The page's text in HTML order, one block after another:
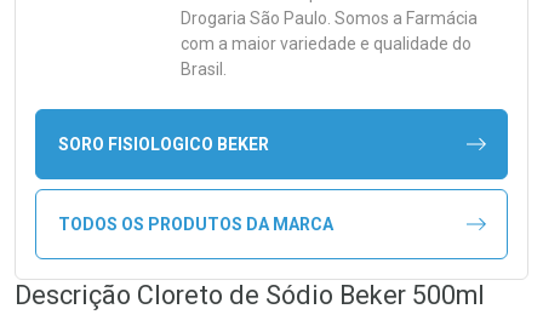
Drogaria São Paulo. Somos a Farmácia
com a maior variedade e qualidade do
Brasil.
SORO FISIOLOGICO BEKER
TODOS OS PRODUTOS DA MARCA
Descrição Cloreto de Sódio Beker 500ml